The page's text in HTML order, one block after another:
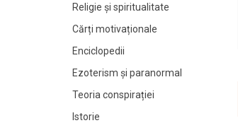
Religie și spiritualitate
Cărți motivaționale
Enciclopedii
Ezoterism și paranormal
Teoria conspirației
Istorie